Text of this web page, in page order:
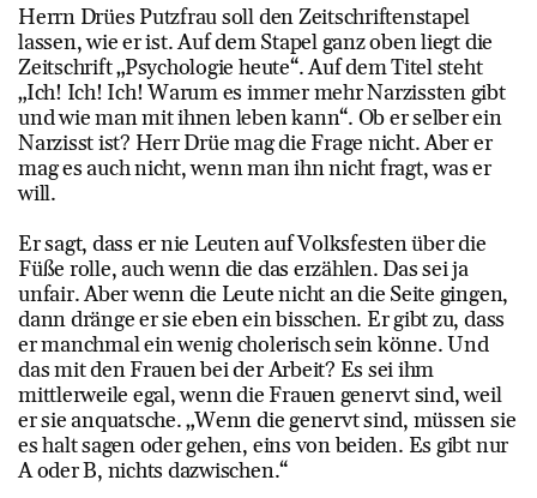
Herrn Drües Putzfrau soll den Zeitschriftenstapel
lassen, wie er ist. Auf dem Stapel ganz oben liegt die
Zeitschrift „Psychologie heute“. Auf dem Titel steht
„Ich! Ich! Ich! Warum es immer mehr Narzissten gibt
und wie man mit ihnen leben kann“. Ob er selber ein
Narzisst ist? Herr Drüe mag die Frage nicht. Aber er
mag es auch nicht, wenn man ihn nicht fragt, was er
will.
Er sagt, dass er nie Leuten auf Volksfesten über die
Füße rolle, auch wenn die das erzählen. Das sei ja
unfair. Aber wenn die Leute nicht an die Seite gingen,
dann dränge er sie eben ein bisschen. Er gibt zu, dass
er manchmal ein wenig cholerisch sein könne. Und
das mit den Frauen bei der Arbeit? Es sei ihm
mittlerweile egal, wenn die Frauen genervt sind, weil
er sie anquatsche. „Wenn die genervt sind, müssen sie
es halt sagen oder gehen, eins von beiden. Es gibt nur
A oder B, nichts dazwischen.“